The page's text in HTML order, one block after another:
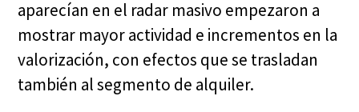
aparecían en el radar masivo empezaron a
mostrar mayor actividad e incrementos en la
valorización, con efectos que se trasladan
también al segmento de alquiler.